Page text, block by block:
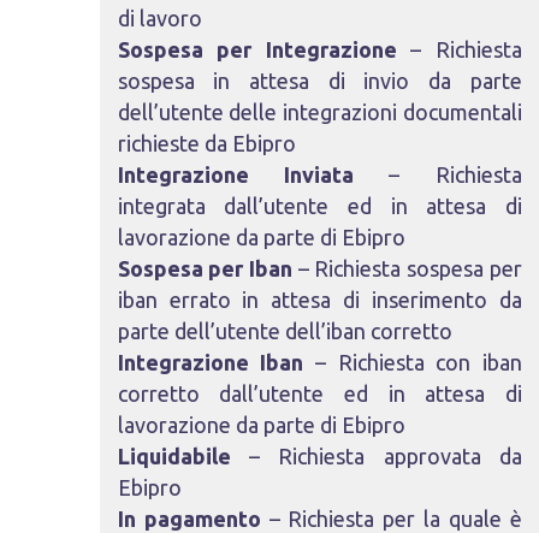
di lavoro
Sospesa per Integrazione – Richiesta
sospesa in attesa di invio da parte
dell’utente delle integrazioni documentali
richieste da Ebipro
Integrazione Inviata – Richiesta
integrata dall’utente ed in attesa di
lavorazione da parte di Ebipro
Sospesa per Iban – Richiesta sospesa per
iban errato in attesa di inserimento da
parte dell’utente dell’iban corretto
Integrazione Iban – Richiesta con iban
corretto dall’utente ed in attesa di
lavorazione da parte di Ebipro
Liquidabile – Richiesta approvata da
Ebipro
In pagamento – Richiesta per la quale è